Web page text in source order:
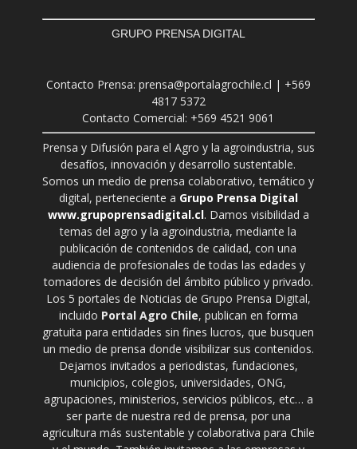
GRUPO PRENSA DIGITAL
Contacto Prensa: prensa@portalagrochile.cl | +569
4817 5372
Contacto Comercial: +569 4521 9061
Prensa y Difusión para el Agro y la agroindustria, sus
desafíos, innovación y desarrollo sustentable.
Somos un medio de prensa colaborativo, temático y
digital, perteneciente a Grupo Prensa Digital
www.grupoprensadigital.cl. Damos visibilidad a
temas del agro y la agroindustria, mediante la
publicación de contenidos de calidad, con una
audiencia de profesionales de todas las edades y
tomadores de decisión del ámbito público y privado.
Los 5 portales de Noticias de Grupo Prensa Digital,
incluido Portal Agro Chile, publican en forma
gratuita para entidades sin fines lucros, que busquen
un medio de prensa donde visibilizar sus contenidos.
Dejamos invitados a periodistas, fundaciones,
municipios, colegios, universidades, ONG,
agrupaciones, ministerios, servicios públicos, etc… a
ser parte de nuestra red de prensa, por una
agricultura más sustentable y colaborativa para Chile